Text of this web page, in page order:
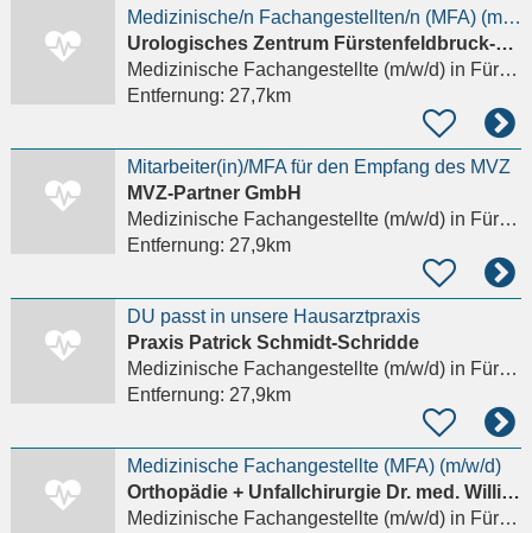
Medizinische/n Fachangestellten/n (MFA) (m/w/d)
Urologisches Zentrum Fürstenfeldbruck-Germering
Medizinische Fachangestellte (m/w/d)in Fürstenfeldbruck
Entfernung: 27,7km
Mitarbeiter(in)/MFA für den Empfang des MVZ
MVZ-Partner GmbH
Medizinische Fachangestellte (m/w/d)in Fürstenfeldbruck
Entfernung: 27,9km
DU passt in unsere Hausarztpraxis
Praxis Patrick Schmidt-Schridde
Medizinische Fachangestellte (m/w/d)in Fürstenfeldbruck
Entfernung: 27,9km
Medizinische Fachangestellte (MFA) (m/w/d)
Orthopädie + Unfallchirurgie Dr. med. Willibald Wittmann
Medizinische Fachangestellte (m/w/d)in Fürstenfeldbruck